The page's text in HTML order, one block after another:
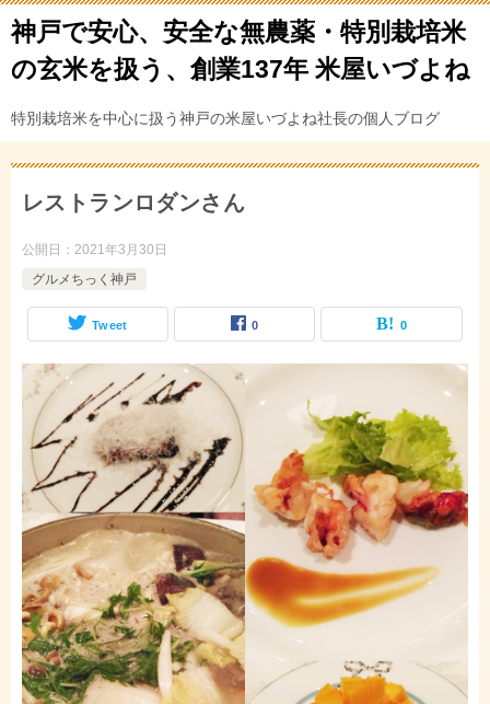
神戸で安心、安全な無農薬・特別栽培米
の玄米を扱う、創業137年 米屋いづよね
特別栽培米を中心に扱う神戸の米屋いづよね社長の個人ブログ
レストランロダンさん
公開日： 2021年3月30日
グルメちっく神戸
Tweet 0 0